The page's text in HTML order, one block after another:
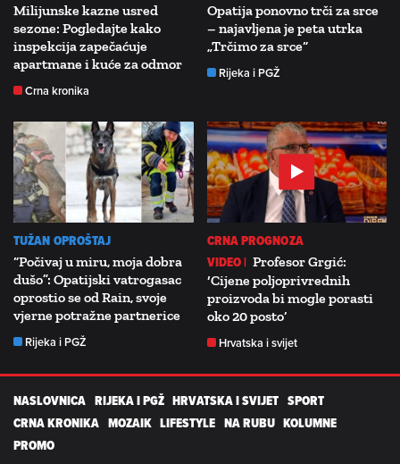
Milijunske kazne usred
sezone: Pogledajte kako
inspekcija zapečaćuje
apartmane i kuće za odmor
Crna kronika
Opatija ponovno trči za srce
– najavljena je peta utrka
„Trčimo za srce“
Rijeka i PGŽ
TUŽAN OPROŠTAJ
“Počivaj u miru, moja dobra
dušo”: Opatijski vatrogasac
oprostio se od Rain, svoje
vjerne potražne partnerice
Rijeka i PGŽ
CRNA PROGNOZA
VIDEO | Profesor Grgić:
‘Cijene poljoprivrednih
proizvoda bi mogle porasti
oko 20 posto’
Hrvatska i svijet
NASLOVNICA RIJEKA I PGŽ HRVATSKA I SVIJET SPORT
CRNA KRONIKA MOZAIK LIFESTYLE NA RUBU KOLUMNE
PROMO